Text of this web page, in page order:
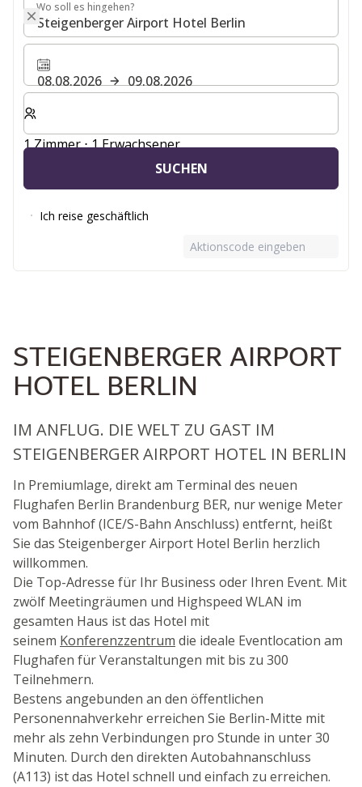
Wo soll es hingehen?
Wo soll es hingehen?
08.08.2026
09.08.2026
Wählen Sie die Anzahl der Zimmer und Gäste für Ihren
1 Zimmer ⋅ 1 Erwachsener
SUCHEN
Ich reise geschäftlich
Aktionscode eingeben
STEIGENBERGER AIRPORT
HOTEL BERLIN
IM ANFLUG. DIE WELT ZU GAST IM
STEIGENBERGER AIRPORT HOTEL IN BERLIN
In Premiumlage, direkt am Terminal des neuen
Flughafen Berlin Brandenburg BER, nur wenige Meter
vom Bahnhof (ICE/S-Bahn Anschluss) entfernt, heißt
Sie das Steigenberger Airport Hotel Berlin herzlich
willkommen.
Die Top-Adresse für Ihr Business oder Ihren Event. Mit
zwölf Meetingräumen und Highspeed WLAN im
gesamten Haus ist das Hotel mit
seinem Konferenzzentrum die ideale Eventlocation am
Flughafen für Veranstaltungen mit bis zu 300
Teilnehmern.
Bestens angebunden an den öffentlichen
Personennahverkehr erreichen Sie Berlin-Mitte mit
mehr als zehn Verbindungen pro Stunde in unter 30
Minuten. Durch den direkten Autobahnanschluss
(A113) ist das Hotel schnell und einfach zu erreichen.